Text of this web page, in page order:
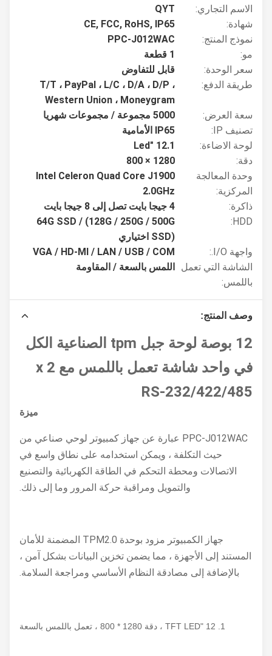
الاسم التجاري:
شهادة:
CE, FCC, RoHS, IP65
نموذج المنتج:
PPC-J012WAC
سعر الوحدة:
قابل للتفاوض
طريقة الدفع:
T/T ، PayPal ، L/C ، D/A ، D/P ،
Western Union ، Moneygram
سعة العرض:
5000 مجموعة / مجموعات شهريا
تصنيف IP:
IP65 الأمامية
لوحة الاضاءة:
1280 × 800
وحدة المعالجة
المركزية:
Intel Celeron Quad Core J1900
2.0GHz
ذاكرة:
64G SSD / (128G / 250G / 500G
SSD) اختياري
واجهة I/O.:
VGA / HD-MI / LAN / USB / COM
الشاشة التي تعمل
باللمس:
اللمس بالسعة / المقاومة
وصف المنتج:
12 بوصة لوحة جبل tpm الصناعية الكل
في واحد شاشة تعمل باللمس مع 2 x
RS-232/422/485
PPC-J012WAC عبارة عن جهاز كمبيوتر لوحي صناعي من
حيث التكلفة ، ويمكن استخدامه على نطاق واسع في
الاتصالات ومحطة التحكم في الطاقة الكهربائية والتصنيع
والتمويل ومراقبة حركة المرور وما إلى ذلك.
جهاز الكمبيوتر مزود بوحدة TPM2.0 المضمنة للأمان
المستند إلى الأجهزة ، مما يضمن تخزين البيانات بشكل آمن ،
بالإضافة إلى مصادقة النظام الأساسي ومراجعة السلامة.